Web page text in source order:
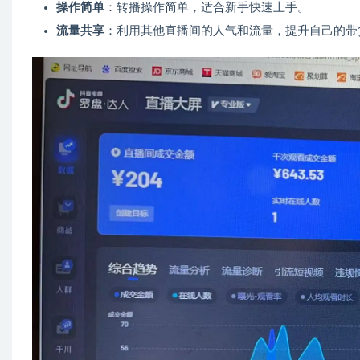
操作简单 ：转播操作简单，适合新手快速上手。
流量共享 ：利用其他直播间的人气和流量，提升自己的